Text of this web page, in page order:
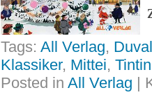
Tags: All Verlag, Duval
Klassiker, Mittei, Tintin
Posted in All Verlag